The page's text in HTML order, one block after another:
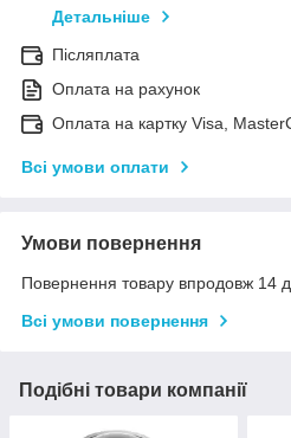
Детальніше
Післяплата
Оплата на рахунок
Оплата на картку Visa,
Всі умови оплати
Умови повернення
Повернення товару впродовж 14
Всі умови повернення
Подібні товари компанії